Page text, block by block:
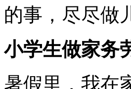
的事，尽尽做
小学生做家务
暑假里，我在